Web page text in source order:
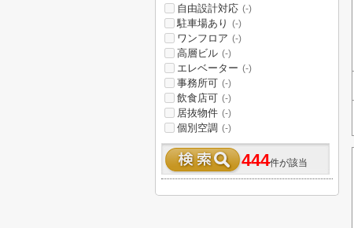
自由設計対応 (-)
駐車場あり (-)
ワンフロア (-)
高層ビル (-)
エレベーター (-)
事務所可 (-)
飲食店可 (-)
居抜物件 (-)
個別空調 (-)
444件が該当